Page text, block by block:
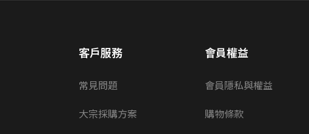
客戶服務
常見問題
大宗採購方案
會員權益
會員隱私與權益
購物條款